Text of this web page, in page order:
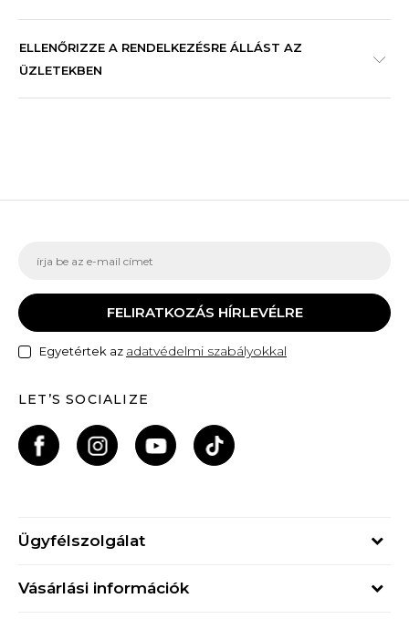
ELLENŐRIZZE A RENDELKEZÉSRE ÁLLÁST AZ
ÜZLETEKBEN
FELIRATKOZÁS HÍRLEVÉLRE
Egyetértek az adatvédelmi szabályokkal
LET’S SOCIALIZE
Ügyfélszolgálat
Vásárlási információk